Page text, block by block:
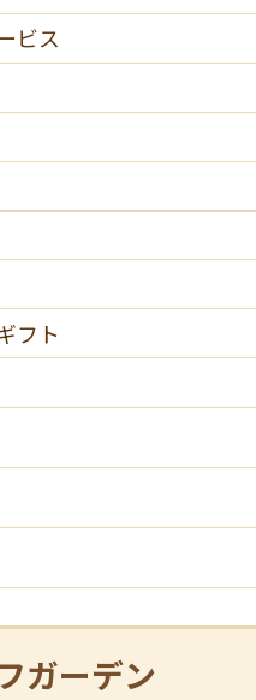
ビス
フト
ガーデン